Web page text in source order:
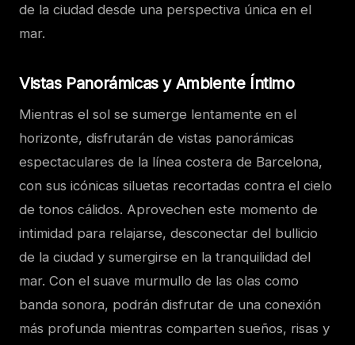
de la ciudad desde una perspectiva única en el
mar.
Vistas Panorámicas y Ambiente Íntimo
Mientras el sol se sumerge lentamente en el
horizonte, disfrutarán de vistas panorámicas
espectaculares de la línea costera de Barcelona,
con sus icónicas siluetas recortadas contra el cielo
de tonos cálidos. Aprovechen este momento de
intimidad para relajarse, desconectar del bullicio
de la ciudad y sumergirse en la tranquilidad del
mar. Con el suave murmullo de las olas como
banda sonora, podrán disfrutar de una conexión
más profunda mientras comparten sueños, risas y